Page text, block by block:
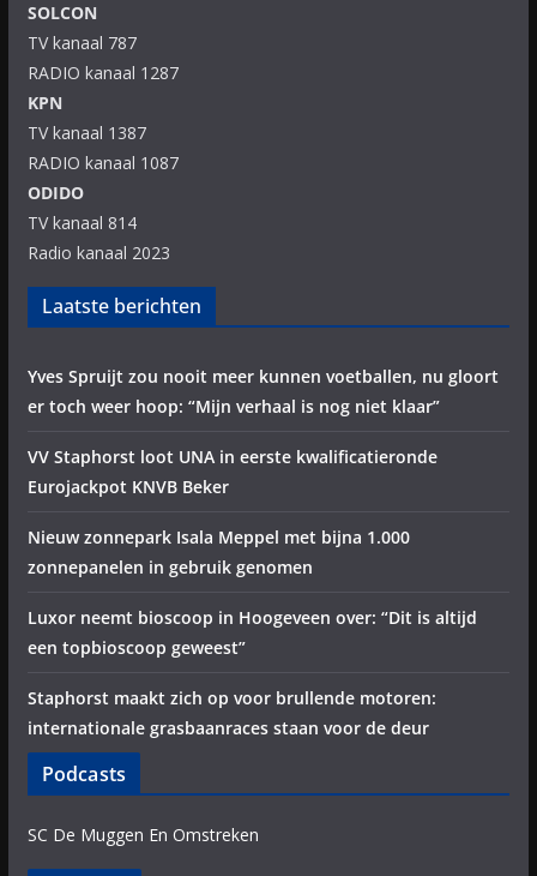
SOLCON
TV kanaal 787
RADIO kanaal 1287
KPN
TV kanaal 1387
RADIO kanaal 1087
ODIDO
TV kanaal 814
Radio kanaal 2023
Laatste berichten
Yves Spruijt zou nooit meer kunnen voetballen, nu gloort
er toch weer hoop: “Mijn verhaal is nog niet klaar”
VV Staphorst loot UNA in eerste kwalificatieronde
Eurojackpot KNVB Beker
Nieuw zonnepark Isala Meppel met bijna 1.000
zonnepanelen in gebruik genomen
Luxor neemt bioscoop in Hoogeveen over: “Dit is altijd
een topbioscoop geweest”
Staphorst maakt zich op voor brullende motoren:
internationale grasbaanraces staan voor de deur
Podcasts
SC De Muggen En Omstreken